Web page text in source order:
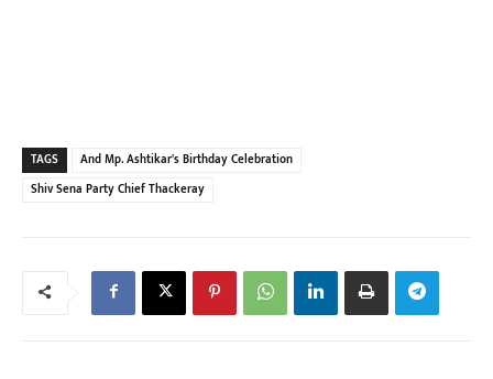
TAGS
And Mp. Ashtikar's Birthday Celebration
Shiv Sena Party Chief Thackeray